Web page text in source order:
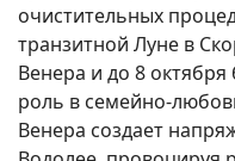
очистительных
транзитной Луне в
Венера и до 8
роль в семейно-
Венера создает